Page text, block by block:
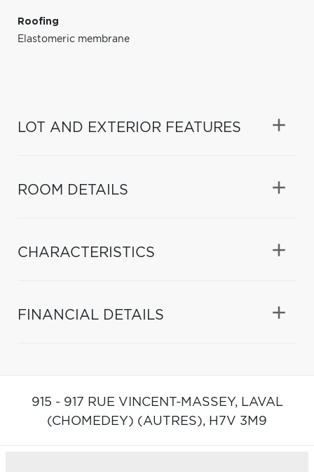
Roofing
Elastomeric membrane
LOT AND EXTERIOR FEATURES
ROOM DETAILS
CHARACTERISTICS
FINANCIAL DETAILS
915 - 917 RUE VINCENT-MASSEY, LAVAL
(CHOMEDEY) (AUTRES), H7V 3M9